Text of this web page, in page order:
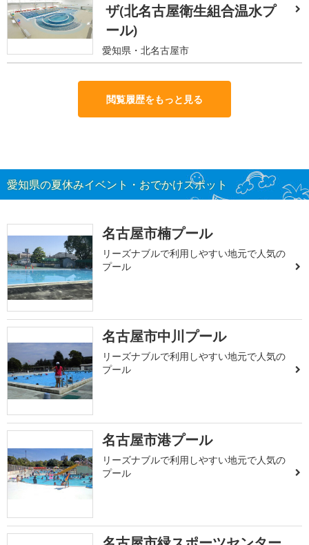
ザ(北名古屋衛生組合温水プ
ール)
愛知県・北名古屋市
閲覧履歴をもっと見る
愛知県の夏休みイベント・おでかけスポット
名古屋市楠プール
リーズナブルで利用しやすい地元で人気の
プール
名古屋市中川プール
リーズナブルで利用しやすい地元で人気の
プール
名古屋市港プール
リーズナブルで利用しやすい地元で人気の
プール